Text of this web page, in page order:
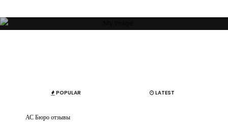
POPULAR LATEST
АС Бюро отзывы